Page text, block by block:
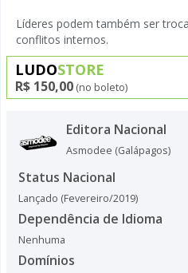
Líderes podem também ser
conflitos internos.
LUDOSTORE
R$ 150,00 (no boleto)
Editora Nacional
Asmodee (Galápagos)
Status Nacional
Lançado (Fevereiro/2019)
Dependência de Idioma
Nenhuma
Domínios